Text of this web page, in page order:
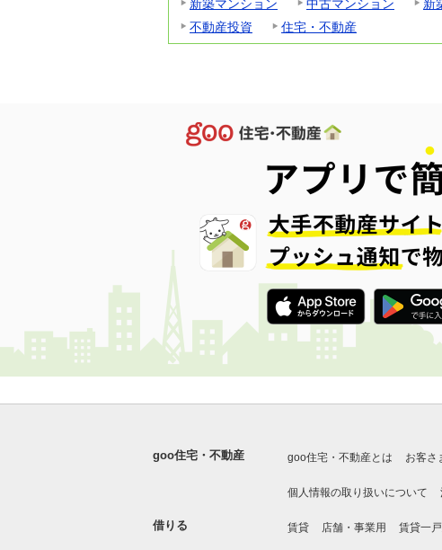
新築マンション
中古マンション 新
不動産投資
住宅・不動産
goo住宅・不動産 goo住宅・不動産とは お客さ
個人情報の取り扱いについて
借りる 賃貸 店舗・事業用 賃貸一